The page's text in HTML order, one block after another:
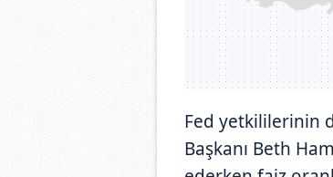
Fed yetkililerinin
Başkanı Beth